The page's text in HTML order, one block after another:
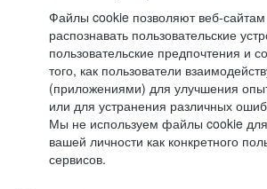
Файлы cookie позволяют веб-
распознавать пользовательские
пользовательские предпочтения и
того, как пользователи
(приложениями) для улучшения
или для устранения различных
Мы не используем файлы cookie
вашей личности как конкретного
сервисов.